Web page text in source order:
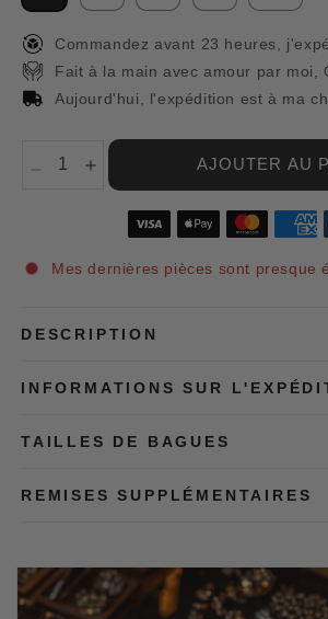
Commandez avant 23 heures,
Fait à la main avec amour par moi,
Aujourd'hui, l'expédition est à ma
Réduire
Bague
argent
et
Augmenter
quantité
Bague
argent
et
AJOUTER AU
Mes dernières pièces sont presque
DESCRIPTION
INFORMATIONS SUR
TAILLES DE BAGUES
REMISES SUPPLÉMENTAIRES